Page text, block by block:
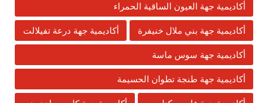
أكاديمية جهة العيون الساقية الحمراء
أكاديمية جهة بني ملال خنيفرة أكاديمية جهة درعة تفيلالت
أكاديمية جهة سوس ماسة
أكاديمية جهة طنجة تطوان الحسيمة